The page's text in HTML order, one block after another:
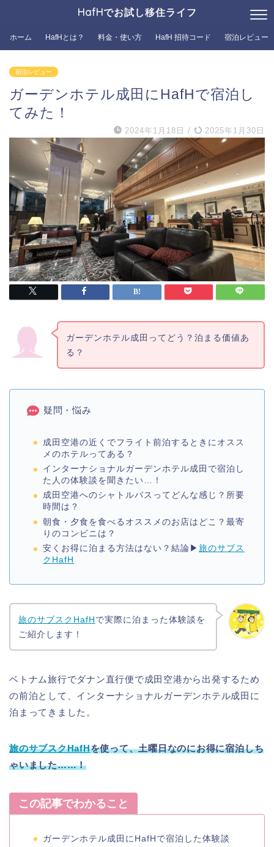
HafHでお試し移住ライフ
ホーム HafHとは？ 料金・使い方 HafH 招待コード 宿泊レビュー
宿泊レビュー
ガーデンホテル成田にHafHで宿泊し
てみた！
2024年1月18日 / 2025年1月30日
ガーデンホテル成田ってどう？泊まる価値あ
る？
疑問・悩み
成田空港の近くでフライト前泊するときにオスス
メのホテルってある？
インターナショナルガーデンホテル成田で宿泊し
た人の体験談を聞きたい…！
成田空港へのシャトルバスってどんな感じ？所要
時間は？
朝食・夕食を食べるオススメのお店はどこ？最寄
りのコンビニは？
安くお得に泊まる方法はない？結論▶︎ 旅のサブス
クHafH
旅のサブスクHafHで実際に泊まった体験談を
ご紹介します！
ベトナム旅行でダナン直行便で成田空港から出発するため
の前泊として、インターナショナルガーデンホテル成田に
泊まってきました。
旅のサブスクHafHを使って、土曜日なのにお得に宿泊しち
ゃいました……！
この記事でわかること
ガーデンホテル成田にHafHで宿泊した体験談